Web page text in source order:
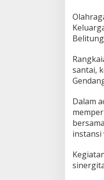
santai,
Dalam
instansi